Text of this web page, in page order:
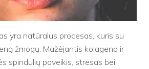
yra natūralus procesas, kuris su
žmogų. Mažėjantis kolageno ir
spindulių poveikis, stresas bei